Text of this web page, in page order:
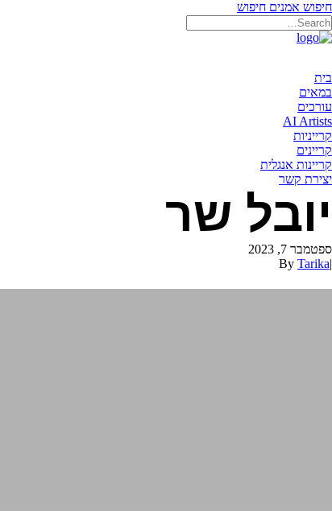
חיפוש אמנים חיפוש
בית
במאים
עורכים
AI Artists
קרייניות
קריינים
קריינות אנגלית
יצירת קשר
יובל שר
ספטמבר 7, 2023
|
By Tarika